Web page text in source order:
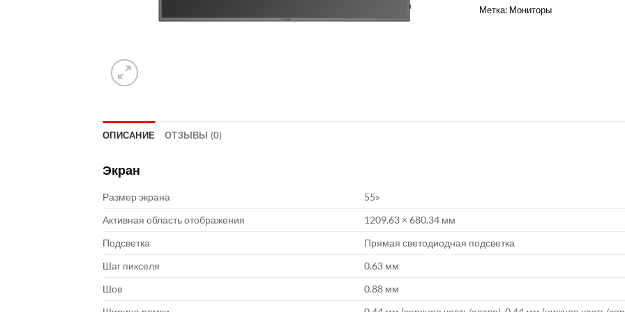
Метка: Мониторы
ОПИСАНИЕ ОТЗЫВЫ (0)
Экран
Размер экрана
55»
Активная область отображения
1209.63 × 680.34 мм
Подсветка
Прямая светодиодная подсветка
Шаг пикселя
0.63 мм
Шов
0.88 мм